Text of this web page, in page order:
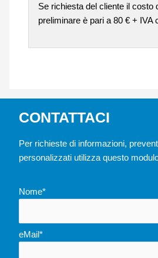
Se richiesta del cliente il costo
preliminare è pari a 80 € + IVA
CONTATTACI
Per richieste di informazioni,
personalizzati utilizza questo
Nome*
eMail*